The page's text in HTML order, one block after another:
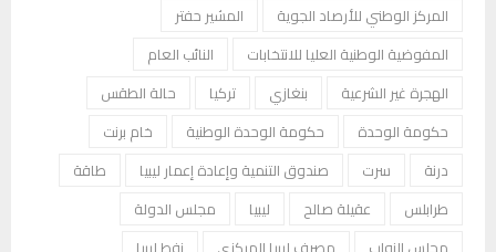
المركز الوطني للأرصاد الجوية
المشير حفتر
المفوضية الوطنية العليا للانتخابات
النائب العام
الهجرة غير الشرعية
بنغازي تركيا
حالة الطقس
حكومة الوحدة
حكومة الوحدة الوطنية
خام برنت
درنة
سرت صندوق التنمية وإعادة إعمار ليبيا
طاقة
طرابلس
عقيلة صالح ليبيا
مجلس الدولة